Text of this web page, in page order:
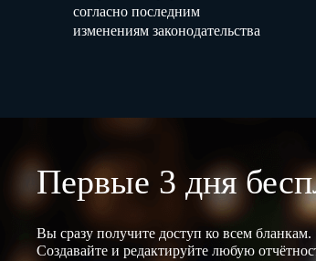
согласно последним
изменениям законодательства
Первые 3 дня
Вы сразу получите доступ ко всем бланкам.
Создавайте и редактируйте любую